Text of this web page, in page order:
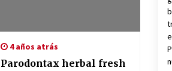
4 años atrás
Parodontax herbal fresh